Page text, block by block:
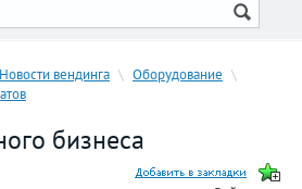
Новости вендинга \ Оборудование \
бизнеса